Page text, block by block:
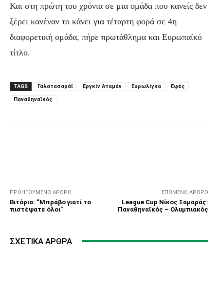
Και στη πρώτη του χρόνια σε μια ομάδα που κανείς δεν
ξέρει κανέναν το κάνει για τέταρτη φορά σε 4η
διαφορετική ομάδα, πήρε πρωτάθλημα και Ευρωπαϊκό
τίτλο.
TAGS Γαλατασαράϊ Εργκίν Αταμάν Ευρωλίγκα Εφές
Παναθηναϊκός
ΠΡΟΗΓΟΎΜΕΝΟ ΆΡΘΡΟ
Βιτόρια: “Μπράβο γιατί το
πιστέψατε όλοι”
ΕΠΌΜΕΝΟ ΆΡΘΡΟ
League Cup Νίκος Σαμαράς:
Παναθηναϊκός – Ολυμπιακός
ΣΧΕΤΙΚΆ ΆΡΘΡΑ